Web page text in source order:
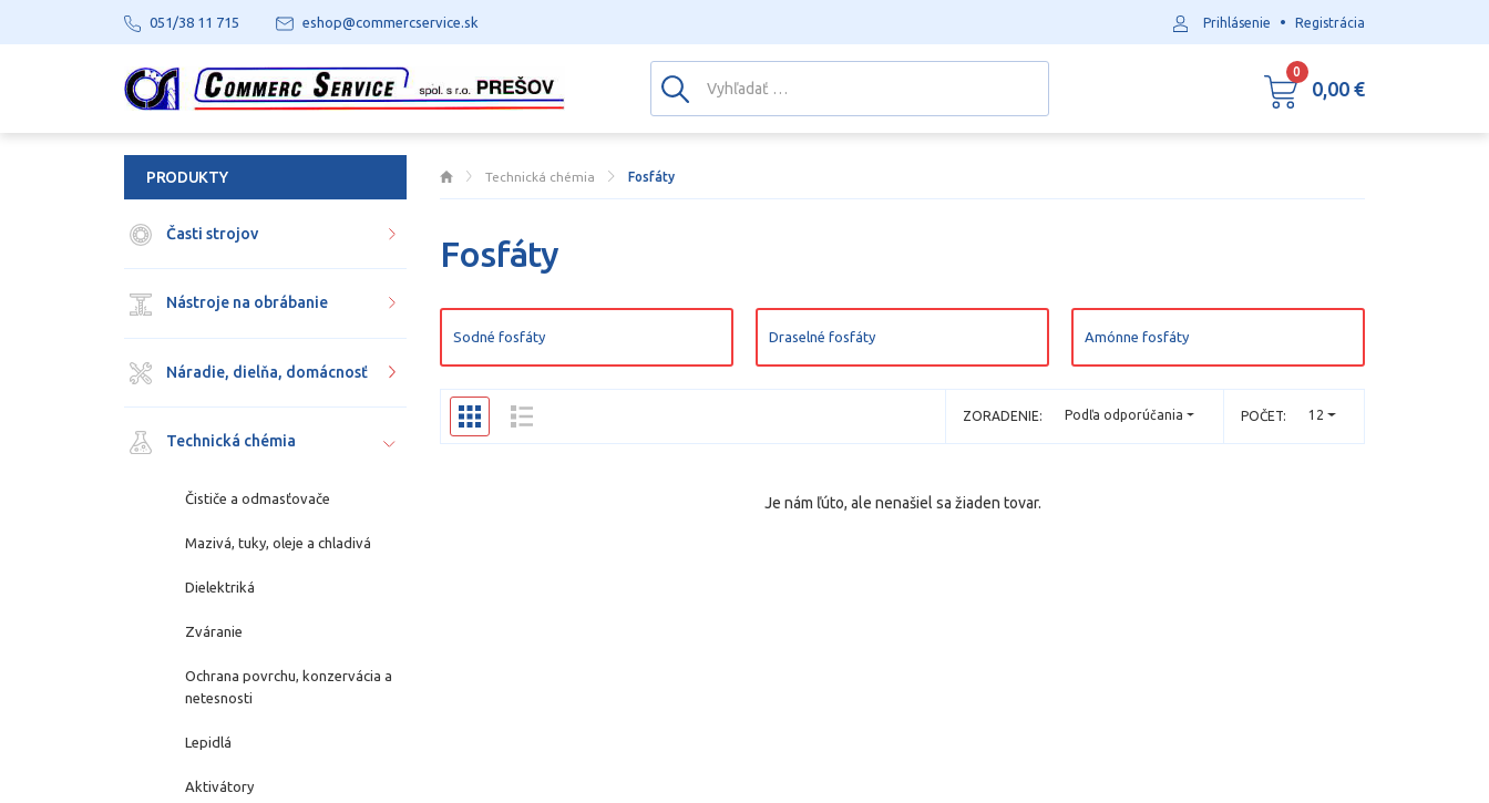
Technická chémia Fosfáty
Fosfáty
Sodné fosfáty Draselné fosfáty Amónne fosfáty
POČET: 12
ZORADENIE: Podľa odporúčania
Je nám ľúto, ale nenašiel sa žiaden tovar.
PRODUKTY
Časti strojov
Nástroje na obrábanie
Náradie, dielňa, domácnosť
Technická chémia
Čističe a odmasťovače
Mazivá, tuky, oleje a chladivá
Dielektriká
Zváranie
Ochrana povrchu, konzervácia a
netesnosti
Lepidlá
Aktivátory
051/38 11 715 eshop@commercservice.sk Prihlásenie • Registrácia
0
0,00 €